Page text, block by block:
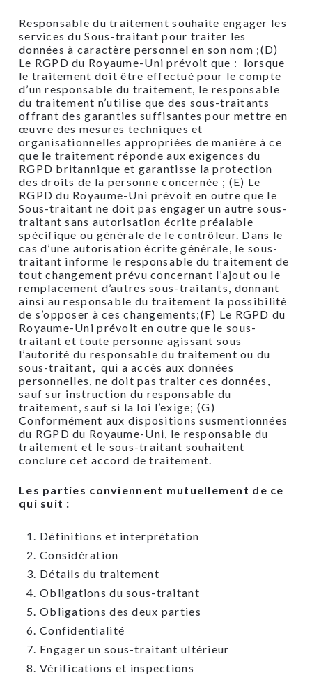
Responsable du traitement souhaite engager les
services du Sous-traitant pour traiter les
données à caractère personnel en son nom ;(D)
Le RGPD du Royaume-Uni prévoit que : lorsque
le traitement doit être effectué pour le compte
d’un responsable du traitement, le responsable
du traitement n’utilise que des sous-traitants
offrant des garanties suffisantes pour mettre en
œuvre des mesures techniques et
organisationnelles appropriées de manière à ce
que le traitement réponde aux exigences du
RGPD britannique et garantisse la protection
des droits de la personne concernée ; (E) Le
RGPD du Royaume-Uni prévoit en outre que le
Sous-traitant ne doit pas engager un autre sous-
traitant sans autorisation écrite préalable
spécifique ou générale de le contrôleur. Dans le
cas d’une autorisation écrite générale, le sous-
traitant informe le responsable du traitement de
tout changement prévu concernant l’ajout ou le
remplacement d’autres sous-traitants, donnant
ainsi au responsable du traitement la possibilité
de s’opposer à ces changements;(F) Le RGPD du
Royaume-Uni prévoit en outre que le sous-
traitant et toute personne agissant sous
l’autorité du responsable du traitement ou du
sous-traitant, qui a accès aux données
personnelles, ne doit pas traiter ces données,
sauf sur instruction du responsable du
traitement, sauf si la loi l’exige; (G)
Conformément aux dispositions susmentionnées
du RGPD du Royaume-Uni, le responsable du
traitement et le sous-traitant souhaitent
conclure cet accord de traitement.
Les parties conviennent mutuellement de ce
qui suit :
Définitions et interprétation
Considération
Détails du traitement
Obligations du sous-traitant
Obligations des deux parties
Confidentialité
Engager un sous-traitant ultérieur
Vérifications et inspections